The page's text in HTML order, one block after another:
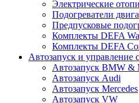
Электрические
Подогреватели
Предпусковые
Комплекты DEFA
Комплекты DEFA
Автозапуск и управление
Автозапуск BMW &
Автозапуск Audi
Автозапуск Mercedes
Автозапуск VW